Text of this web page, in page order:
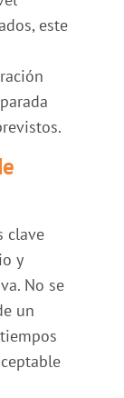
este
clave
y
No se
un